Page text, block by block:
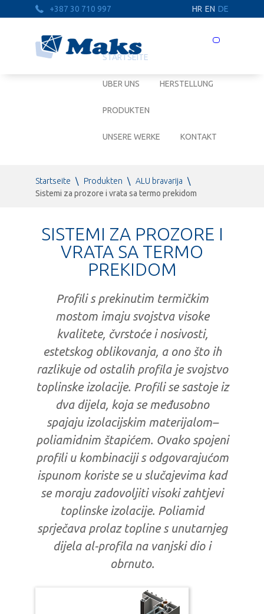
+387 30 710 997 HR EN DE
Prebaci
STARTSEITE
UBER UNS HERSTELLUNG
PRODUKTEN
UNSERE WERKE KONTAKT
Startseite \ Produkten \ ALU bravarija \
Sistemi za prozore i vrata sa termo prekidom
SISTEMI ZA PROZORE I
VRATA SA TERMO
PREKIDOM
Profili s prekinutim termičkim
mostom imaju svojstva visoke
kvalitete, čvrstoće i nosivosti,
estetskog oblikovanja, a ono što ih
razlikuje od ostalih profila je svojstvo
toplinske izolacije. Profili se sastoje iz
dva dijela, koja se međusobno
spajaju izolacijskim materijalom–
poliamidnim štapićem. Ovako spojeni
profili u kombinaciji s odgovarajućom
ispunom koriste se u slučajevima kad
se moraju zadovoljiti visoki zahtjevi
toplinske izolacije. Poliamid
sprječava prolaz topline s unutarnjeg
dijela al-profila na vanjski dio i
obrnuto.